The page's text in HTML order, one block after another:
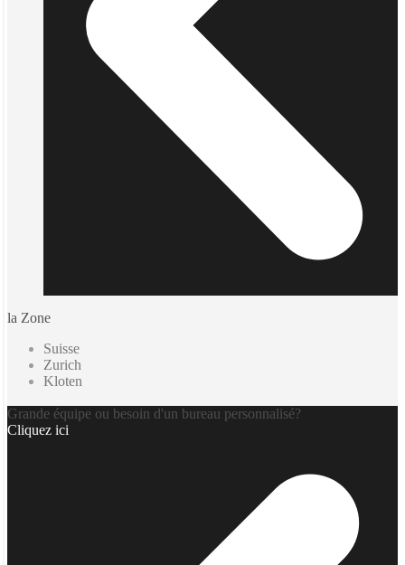
la Zone
Suisse
Zurich
Kloten
Grande équipe ou besoin d'un bureau personnalisé?
Cliquez ici